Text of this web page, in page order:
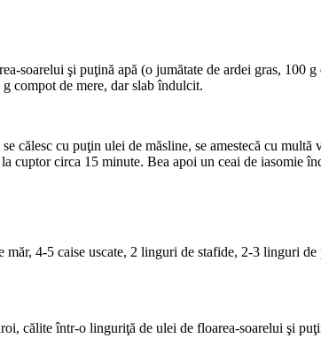
soarelui şi puţină apă (o jumătate de ardei gras, 100
compot de mere, dar slab îndulcit.
călesc cu puţin ulei de măsline, se amestecă cu multă
cuptor circa 15 minute. Bea apoi un ceai de iasomie
4-5 caise uscate, 2 linguri de stafide, 2-3 linguri
călite într-o linguriţă de ulei de floarea-soarelui şi